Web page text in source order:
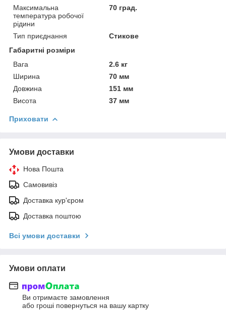
Максимальна
температура робочої
рідини
70 град.
Тип приєднання
Стикове
Габаритні розміри
Вага
2.6 кг
Ширина
70 мм
Довжина
151 мм
Висота
37 мм
Приховати
Умови доставки
Нова Пошта
Самовивіз
Доставка кур'єром
Доставка поштою
Всі умови доставки
Умови оплати
Ви отримаєте замовлення
або гроші повернуться на вашу картку